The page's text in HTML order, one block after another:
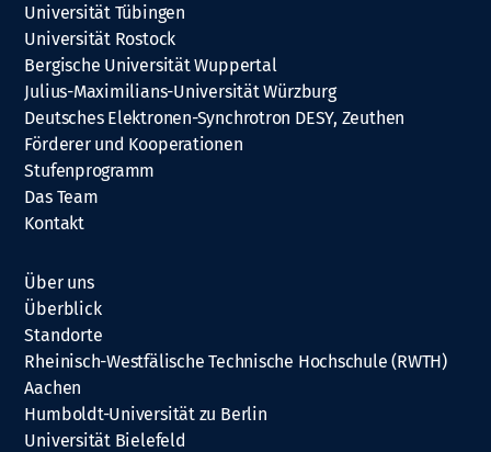
Universität Tübingen
Universität Rostock
Bergische Universität Wuppertal
Julius-Maximilians-Universität Würzburg
Deutsches Elektronen-Synchrotron DESY, Zeuthen
Förderer und Kooperationen
Stufenprogramm
Das Team
Kontakt
Über uns
Überblick
Standorte
Rheinisch-Westfälische Technische Hochschule (RWTH)
Aachen
Humboldt-Universität zu Berlin
Universität Bielefeld